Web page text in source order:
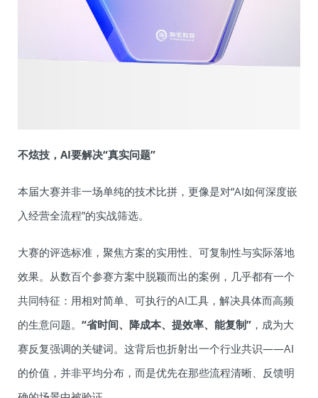
不炫技， AI要解决“真实问题”
本届大赛并非一场单纯的技术比拼，更像是对“AI如何深度嵌
入经营全流程”的实战筛选。
大赛的评选标准，聚焦方案的实用性、可复制性与实际落地
效果。从数百个参赛方案中脱颖而出的案例，几乎都有一个
共同特征：用相对简单、可执行的AI工具，解决具体而高频
的生意问题。 “省时间、降成本、提效率、能复制” ，成为大
赛反复强调的关键词。这背后也折射出一个行业共识——AI
的价值，并非平均分布，而是优先在那些流程清晰、反馈明